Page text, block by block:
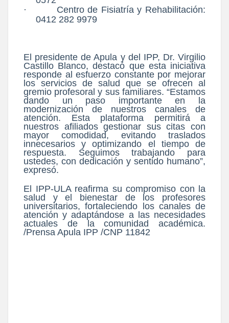
·
Centro de Fisiatría y Rehabilitación:
0412 282 9979
El presidente de Apula y del IPP, Dr. Virgilio
Castillo Blanco, destacó que esta iniciativa
responde al esfuerzo constante por mejorar
los servicios de salud que se ofrecen al
gremio profesoral y sus familiares. “Estamos
dando un paso importante en la
modernización de nuestros canales de
atención. Esta plataforma permitirá a
nuestros afiliados gestionar sus citas con
mayor comodidad, evitando traslados
innecesarios y optimizando el tiempo de
respuesta. Seguimos trabajando para
ustedes, con dedicación y sentido humano”,
expresó.
El IPP-ULA reafirma su compromiso con la
salud y el bienestar de los profesores
universitarios, fortaleciendo los canales de
atención y adaptándose a las necesidades
actuales de la comunidad académica.
/Prensa Apula IPP /CNP 11842